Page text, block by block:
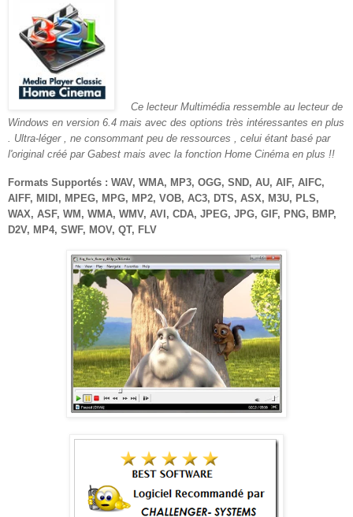
Ce lecteur Multimédia ressemble au lecteur de
Windows en version 6.4 mais avec des options très intéressantes en plus
. Ultra-léger , ne consommant peu de ressources , celui étant basé par
l'original créé par Gabest mais avec la fonction Home Cinéma en plus !!
Formats Supportés : WAV, WMA, MP3, OGG, SND, AU, AIF, AIFC,
AIFF, MIDI, MPEG, MPG, MP2, VOB, AC3, DTS, ASX, M3U, PLS,
WAX, ASF, WM, WMA, WMV, AVI, CDA, JPEG, JPG, GIF, PNG, BMP,
D2V, MP4, SWF, MOV, QT, FLV